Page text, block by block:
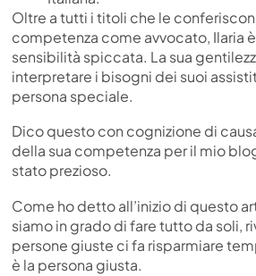
Oltre a tutti i titoli che le
competenza come avvocato, Ilaria
sensibilità spiccata. La sua
interpretare i bisogni dei suoi
persona speciale.
Dico questo con cognizione di
della sua competenza per il mio
stato prezioso.
Come ho detto all’inizio di questo
siamo in grado di fare tutto da soli,
persone giuste ci fa risparmiare
è la persona giusta.